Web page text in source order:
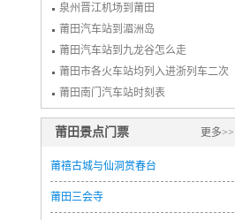
泉州晋江机场到莆田
莆田汽车站到湄洲岛
莆田汽车站到九龙谷怎么走
莆田市各火车站均列入进浙列车二次
安检车站名录
莆田南门汽车站时刻表
更多>>
莆田景点门票
莆禧古城与仙洞赏春台
莆田三会寺